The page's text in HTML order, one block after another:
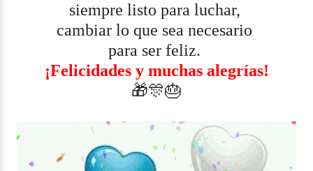
siempre listo para luchar,
cambiar lo que sea necesario
para ser feliz.
¡Felicidades y muchas alegrías!
🎁🎊🎂